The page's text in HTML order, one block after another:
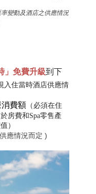
變動及酒店之供應情況
」免費升級到下
入住當時酒店供應情
費額 （必須在住
房費和 Spa零售產
）
應情況而定 )